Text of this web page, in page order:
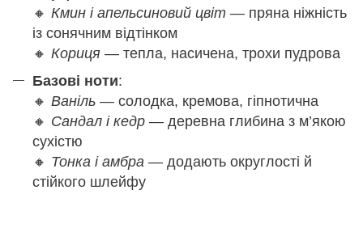
🔸 Кмин і апельсиновий цвіт — пряна ніжність
із сонячним відтінком
🔸 Кориця — тепла, насичена, трохи пудрова
Базові ноти:
🔸 Ваніль — солодка, кремова, гіпнотична
🔸 Сандал і кедр — деревна глибина з м’якою
сухістю
🔸 Тонка і амбра — додають округлості й
стійкого шлейфу